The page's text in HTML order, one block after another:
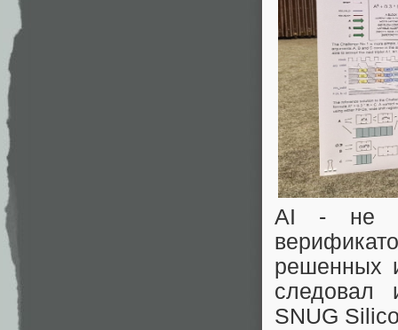
AI - не
решенных
следовал
SNUG